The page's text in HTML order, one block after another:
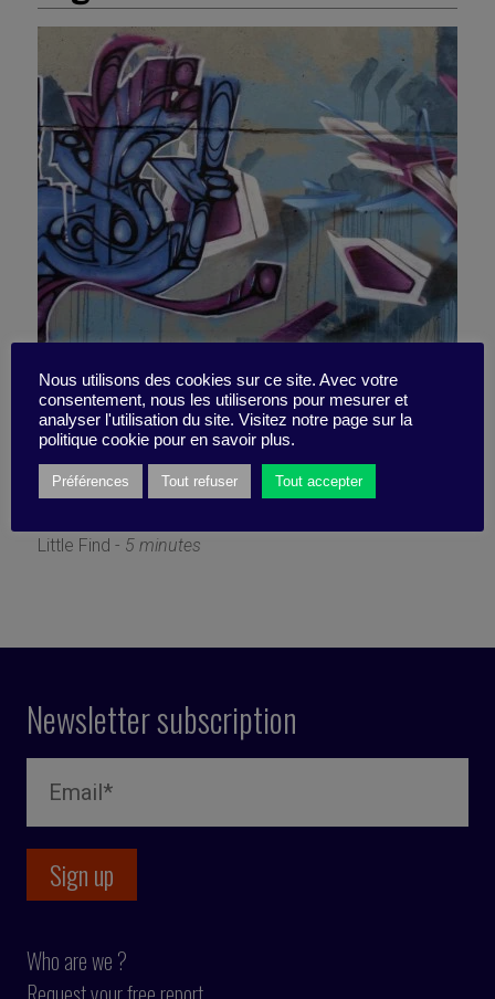
Dre and Iovine: rebellious
but inspirational
Little Find - 5 minutes
Newsletter subscription
Who are we ?
Nous utilisons des cookies sur ce site. Avec votre
consentement, nous les utiliserons pour mesurer et
analyser l'utilisation du site. Visitez notre page sur la
politique cookie pour en savoir plus.
Préférences Tout refuser Tout accepter